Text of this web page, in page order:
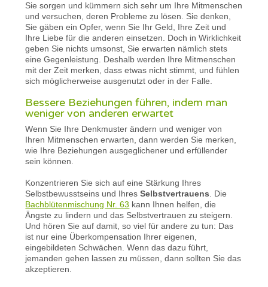
Sie sorgen und kümmern sich sehr um Ihre Mitmenschen
und versuchen, deren Probleme zu lösen. Sie denken,
Sie gäben ein Opfer, wenn Sie Ihr Geld, Ihre Zeit und
Ihre Liebe für die anderen einsetzen. Doch in Wirklichkeit
geben Sie nichts umsonst, Sie erwarten nämlich stets
eine Gegenleistung. Deshalb werden Ihre Mitmenschen
mit der Zeit merken, dass etwas nicht stimmt, und fühlen
sich möglicherweise ausgenutzt oder in der Falle.
Bessere Beziehungen führen, indem man
weniger von anderen erwartet
Wenn Sie Ihre Denkmuster ändern und weniger von
Ihren Mitmenschen erwarten, dann werden Sie merken,
wie Ihre Beziehungen ausgeglichener und erfüllender
sein können.
Konzentrieren Sie sich auf eine Stärkung Ihres
Selbstbewusstseins und IhresSelbstvertrauens . Die
Bachblütenmischung Nr. 63 kann Ihnen helfen, die
Ängste zu lindern und das Selbstvertrauen zu steigern.
Und hören Sie auf damit, so viel für andere zu tun: Das
ist nur eine Überkompensation Ihrer eigenen,
eingebildeten Schwächen. Wenn das dazu führt,
jemanden gehen lassen zu müssen, dann sollten Sie das
akzeptieren.